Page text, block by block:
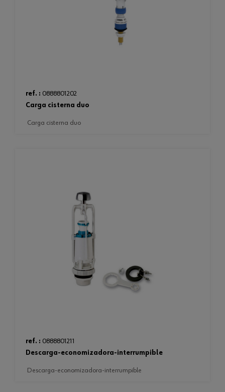
ref. : 0888801202
carga cisterna duo
carga cisterna duo
ref. : 0888801211
descarga-economizadora-interrumpible
descarga-economizadora-interrumpible